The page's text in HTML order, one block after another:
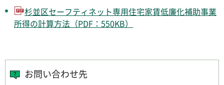
杉並区セーフティネット専用住宅家賃低廉化補助事業
所得の計算方法（PDF：550KB）
お問い合わせ先